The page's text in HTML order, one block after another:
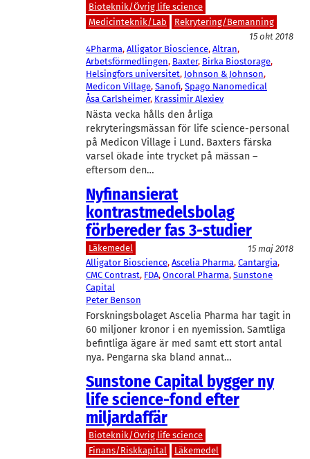
Bioteknik/Övrig life science
Medicinteknik/Lab
Rekrytering/Bemanning
15 okt 2018
4Pharma, Alligator Bioscience, Altran
Arbetsförmedlingen, Baxter, Birka Biostorage
Helsingfors universitet, Johnson & Johnson
Medicon Village, Sanofi, Spago Nanomedical
Åsa Carlsheimer, Krassimir Alexiev
Nästa vecka hålls den årliga
rekryteringsmässan för life science-personal
på Medicon Village i Lund. Baxters färska
varsel ökade inte trycket på mässan –
eftersom den…
Nyfinansierat
kontrastmedelsbolag
förbereder fas 3-studier
Läkemedel
15 maj 2018
Alligator Bioscience, Ascelia Pharma, Cantargia
CMC Contrast, FDA, Oncoral Pharma, Sunstone
Capital
Peter Benson
Forskningsbolaget Ascelia Pharma har tagit in
60 miljoner kronor i en nyemission. Samtliga
befintliga ägare är med samt ett stort antal
nya. Pengarna ska bland annat…
Sunstone Capital bygger ny
life science-fond efter
miljardaffär
Bioteknik/Övrig life science
Finans/Riskkapital
Läkemedel